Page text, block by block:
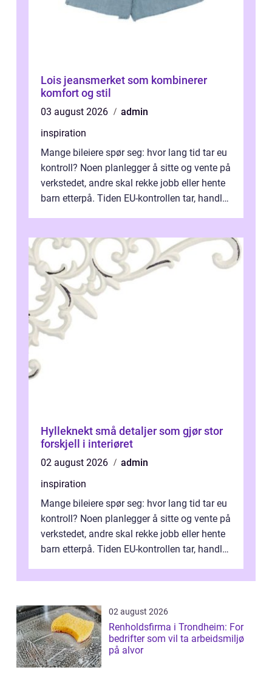
Lois jeansmerket som kombinerer
komfort og stil
03 august 2026
admin
inspiration
Mange bileiere spør seg: hvor lang tid tar eu
kontroll? Noen planlegger å sitte og vente på
verkstedet, andre skal rekke jobb eller hente
barn etterpå. Tiden EU-kontrollen tar, handler
Hylleknekt små detaljer som gjør stor
forskjell i interiøret
02 august 2026
admin
inspiration
Mange bileiere spør seg: hvor lang tid tar eu
kontroll? Noen planlegger å sitte og vente på
verkstedet, andre skal rekke jobb eller hente
barn etterpå. Tiden EU-kontrollen tar, handler
02 august 2026
Renholdsfirma i Trondheim: For
bedrifter som vil ta arbeidsmiljø
på alvor